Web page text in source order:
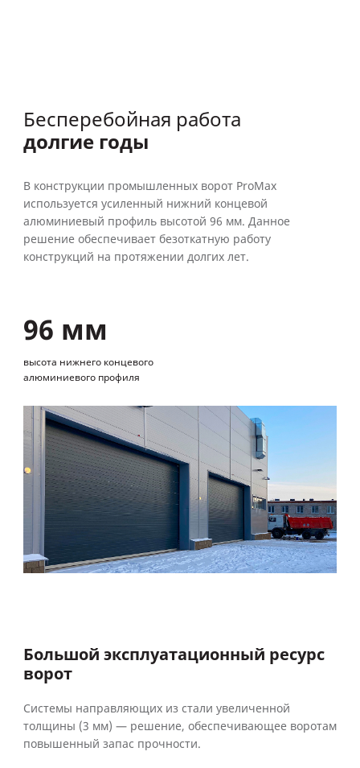
Бесперебойная работа
долгие годы
В конструкции промышленных ворот ProMax
используется усиленный нижний концевой
алюминиевый профиль высотой 96 мм. Данное
решение обеспечивает безоткатную работу
конструкций на протяжении долгих лет.
96 мм
высота нижнего концевого
алюминиевого профиля
Большой эксплуатационный ресурс
ворот
Системы направляющих из стали увеличенной
толщины (3 мм) — решение, обеспечивающее воротам
повышенный запас прочности.